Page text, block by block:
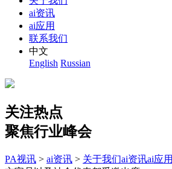
ai资讯
ai应用
联系我们
中文
English Russian
关注热点
聚焦行业峰会
PA视讯 > ai资讯 > 关于我们ai资讯ai应用